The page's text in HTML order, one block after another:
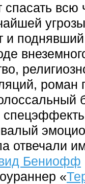
спасать всю
и
роман
отвечали
Бениофф
«